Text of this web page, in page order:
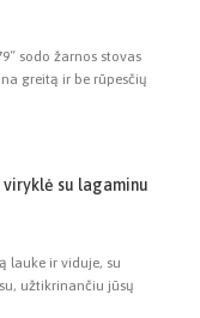
sodo žarnos stovas
greitą ir be rūpesčių
viryklė su lagaminu
lauke ir viduje, su
užtikrinančiu jūsų